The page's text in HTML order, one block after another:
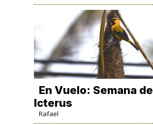
En Vuelo: Semana de
Icterus
Rafael